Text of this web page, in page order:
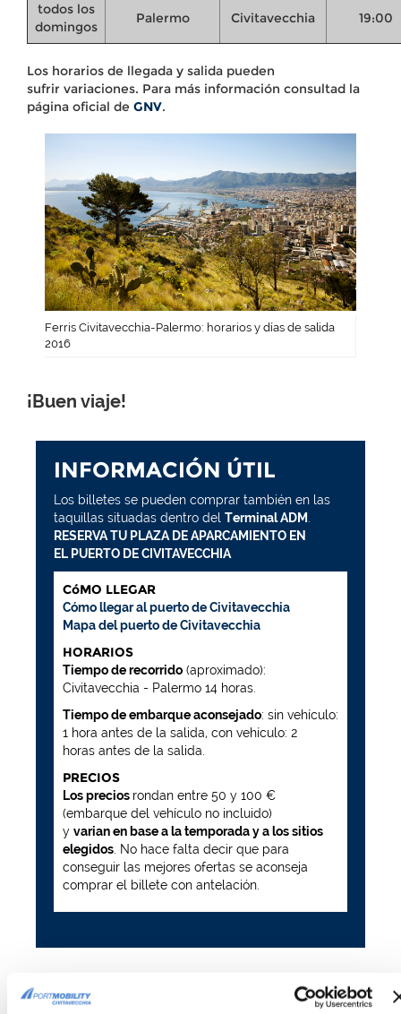
todos los
domingos
Palermo Civitavecchia 19:00
Los horarios de llegada y salida pueden
sufrir variaciones. Para más información consultad la
página oficial de GNV.
Ferris Civitavecchia-Palermo: horarios y días de salida
2016
¡Buen viaje!
INFORMACIÓN ÚTIL
Los billetes se pueden comprar también en las
taquillas situadas dentro del Terminal ADM.
RESERVA TU PLAZA DE APARCAMIENTO EN
EL PUERTO DE CIVITAVECCHIA
CóMO LLEGAR
Cómo llegar al puerto de Civitavecchia
Mapa del puerto de Civitavecchia
HORARIOS
Tiempo de recorrido (aproximado):
Civitavecchia - Palermo 14 horas.
Tiempo de embarque aconsejado: sin vehículo:
1 hora antes de la salida, con vehículo: 2
horas antes de la salida.
PRECIOS
Los precios rondan entre 50 y 100 €
(embarque del vehículo no incluido)
y varian en base a la temporada y a los sitios
elegidos. No hace falta decir que para
conseguir las mejores ofertas se aconseja
comprar el billete con antelación.